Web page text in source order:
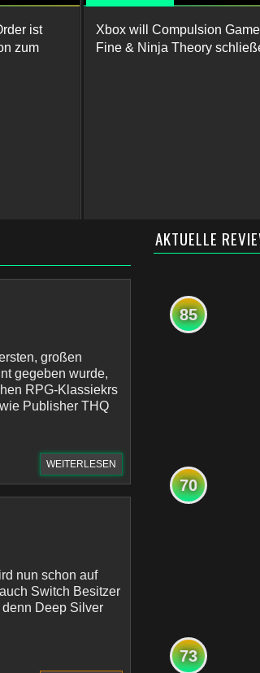
ist
zum
Xbox will Compulsion
Fine & Ninja Theory
großen
gegeben wurde,
RPG-Klassiekrs
Publisher THQ
WEITERLESEN
nun schon auf
Switch Besitzer
Deep Silver
AKTUELLE
85
70
73